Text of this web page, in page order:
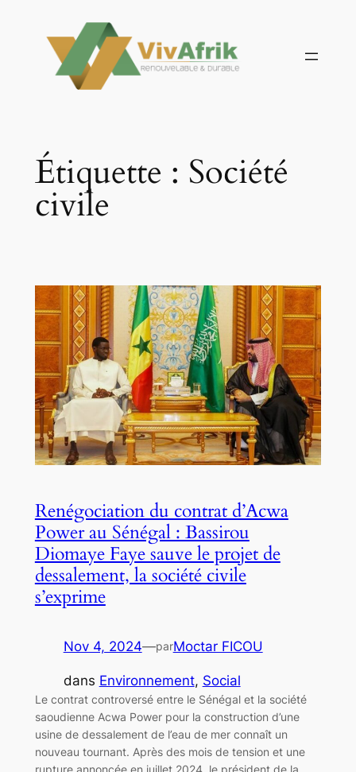
contenu
Étiquette : Société
civile
Renégociation du contrat d’Acwa
Power au Sénégal : Bassirou
Diomaye Faye sauve le projet de
dessalement, la société civile
s’exprime
Nov 4, 2024—parMoctar FICOU
dans Environnement, Social
Le contrat controversé entre le Sénégal et la société
saoudienne Acwa Power pour la construction d’une
usine de dessalement de l’eau de mer connaît un
nouveau tournant. Après des mois de tension et une
rupture annoncée en juillet 2024, le président de la